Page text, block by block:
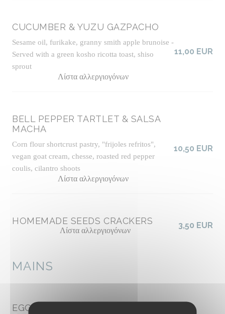
CUCUMBER & YUZU GAZPACHO
Sesame oil, furikake, granny smith apple brunoise -
Served with a green kosho ricotta toast, shiso
sprout
Λίστα αλλεργιογόνων
11,00 EUR
BELL PEPPER TARTLET & SALSA
MACHA
Corn flour shortcrust pastry, "frijoles refritos",
vegan goat cream, chesse, roasted red pepper
coulis, cilantro shoots
Λίστα αλλεργιογόνων
10,50 EUR
HOMEMADE SEEDS CRACKERS
Λίστα αλλεργιογόνων
3,50 EUR
MAINS
EGGPLANT CAPONATA WITH